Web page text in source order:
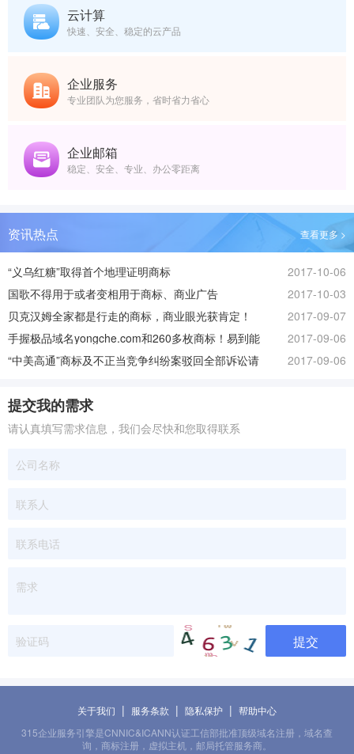
云计算
快速、安全、稳定的云产品
企业服务
专业团队为您服务，省时省力省心
企业邮箱
稳定、安全、专业、办公零距离
资讯热点 查看更多 >
“义乌红糖”取得首个地理证明商标
2017-10-06
国歌不得用于或者变相用于商标、商业广告
2017-10-03
贝克汉姆全家都是行走的商标，商业眼光获肯定！
2017-09-07
手握极品域名yongche.com和260多枚商标！易到能
否起死回生？
2017-09-06
“中美高通”商标及不正当竞争纠纷案驳回全部诉讼请
2017-09-06
提交我的需求
请认真填写需求信息，我们会尽快和您取得联系
提交
关于我们 | 服务条款 | 隐私保护 | 帮助中心
315企业服务引擎是CNNIC&ICANN认证工信部批准顶级域名注册，域名查
询，商标注册，虚拟主机，邮局托管服务商。